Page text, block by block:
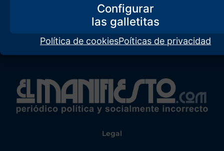
Configurar
Política de cookiesPoíticas de privacidad
Legal